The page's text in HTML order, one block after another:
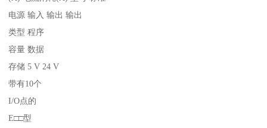
电源 输入 输出 输出
类型 程序
容量 数据
存储 5 V 24 V
带有10个
I/O点的
E□□型